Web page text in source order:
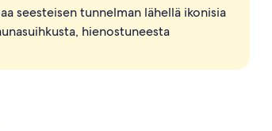
seesteisen tunnelman lähellä ikonisia
hienostuneesta